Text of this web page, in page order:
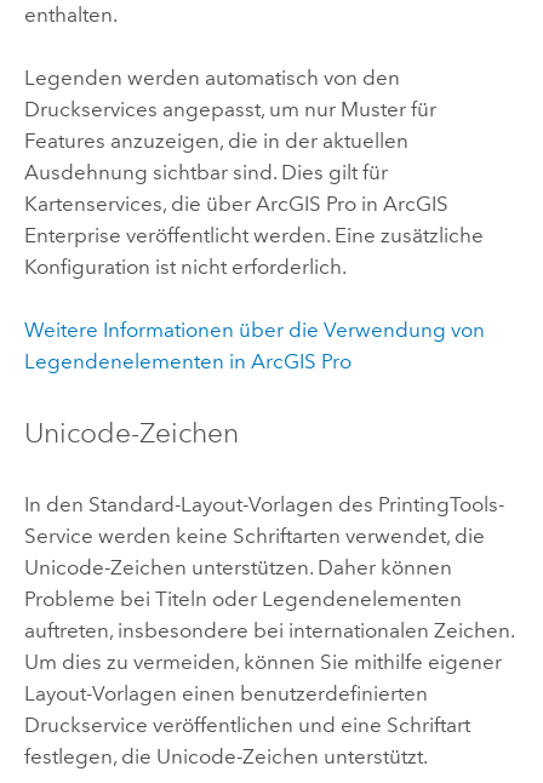
enthalten.
Legenden werden automatisch von den
Druckservices angepasst, um nur Muster für
Features anzuzeigen, die in der aktuellen
Ausdehnung sichtbar sind. Dies gilt für
Kartenservices, die über ArcGIS Proin ArcGIS
Enterprise veröffentlicht werden. Eine zusätzliche
Konfiguration ist nicht erforderlich.
Weitere Informationen über die Verwendung von
Legendenelementen in ArcGIS Pro
Unicode-Zeichen
In den Standard-Layout-Vorlagen des PrintingTools-
Service werden keine Schriftarten verwendet, die
Unicode-Zeichen unterstützen. Daher können
Probleme bei Titeln oder Legendenelementen
auftreten, insbesondere bei internationalen Zeichen.
Um dies zu vermeiden, können Sie mithilfe eigener
Layout-Vorlagen einen benutzerdefinierten
Druckservice veröffentlichen und eine Schriftart
festlegen, die Unicode-Zeichen unterstützt.